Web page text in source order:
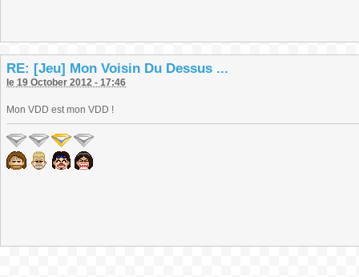
RE: [Jeu] Mon Voisin Du Dessus ...
le 19 October 2012 - 17:46
Mon VDD est mon VDD !